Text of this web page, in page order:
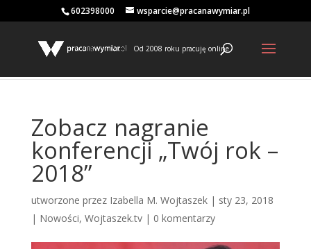
602398000 wsparcie@pracanawymiar.pl
Od 2008 roku pracuję online
Zobacz nagranie
konferencji „Twój rok –
2018”
utworzone przez Izabella M. Wojtaszek| sty 23, 2018
| Nowości, Wojtaszek.tv| 0 komentarzy